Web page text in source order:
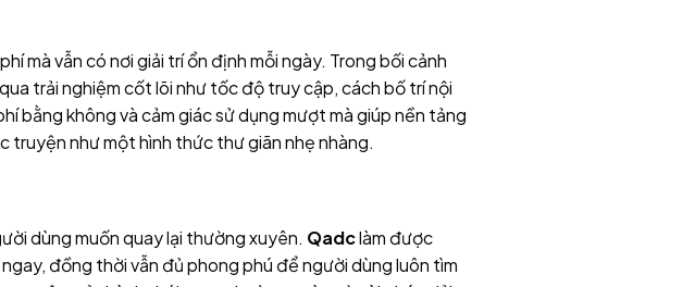
mà vẫn có nơi giải trí ổn định mỗi ngày. Trong bối cảnh
trải nghiệm cốt lõi như tốc độ truy cập, cách bố trí nội
bằng không và cảm giác sử dụng mượt mà giúp nền tảng
như một hình thức thư giãn nhẹ nhàng.
dùng muốn quay lại thường xuyên. Qadclàm được
đồng thời vẫn đủ phong phú để người dùng luôn tìm